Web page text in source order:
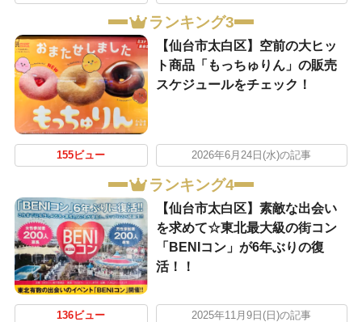
ランキング3
【仙台市太白区】空前の大ヒッ
ト商品「もっちゅりん」の販売
スケジュールをチェック！
155ビュー 2026年6月24日(水)の記事
ランキング4
【仙台市太白区】素敵な出会い
を求めて☆東北最大級の街コン
「BENIコン」が6年ぶりの復
活！！
136ビュー 2025年11月9日(日)の記事